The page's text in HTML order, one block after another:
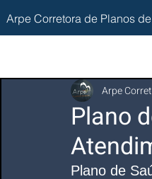
Arpe Corretora de Planos
Plano
Arpe
Plano de